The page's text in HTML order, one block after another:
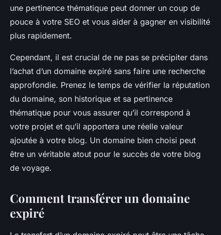
une pertinence thématique peut donner un coup de
pouce à votre SEO et vous aider à gagner en visibilité
plus rapidement.
Cependant, il est crucial de ne pas se précipiter dans
l’achat d’un domaine expiré sans faire une recherche
approfondie. Prenez le temps de vérifier la réputation
du domaine, son historique et sa pertinence
thématique pour vous assurer qu’il correspond à
votre projet et qu’il apportera une réelle valeur
ajoutée à votre blog. Un domaine bien choisi peut
être un véritable atout pour le succès de votre blog
de voyage.
Comment transférer un domaine
expiré